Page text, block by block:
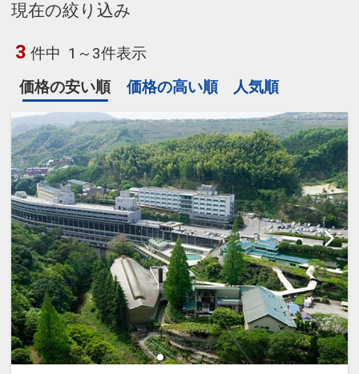
現在の絞り込み
3 件中 1～3件表示
価格の安い順
価格の高い順 人気順